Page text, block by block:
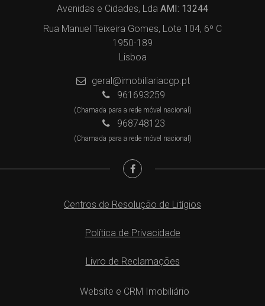
Avenidas e Cidades, Lda AMI: 13244
Rua Manuel Teixeira Gomes, Lote 104, 6º C
1950-189
Lisboa
geral@imobiliariacgp.pt
961693259
(Chamada para a rede móvel nacional)
968748123
(Chamada para a rede móvel nacional)
Centros de Resolução de Litígios
Política de Privacidade
Livro de Reclamações
Website e CRM Imobiliário